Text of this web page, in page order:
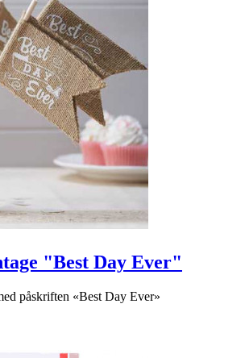
"Best Day Ever"
påskriften «Best Day Ever»